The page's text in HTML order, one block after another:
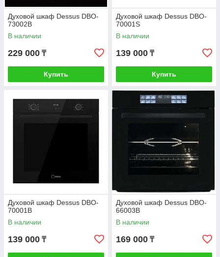
Духовой шкаф Dessus DBO-
73002B
В наличии
229 000 ₸
Купить
Духовой шкаф Dessus DBO-
70001S
В наличии
139 000 ₸
Купить
Духовой шкаф Dessus DBO-
70001B
В наличии
139 000 ₸
Духовой шкаф Dessus DBO-
66003B
В наличии
169 000 ₸